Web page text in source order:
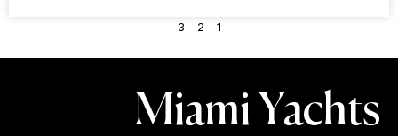
1
2
3
Miami Yachts